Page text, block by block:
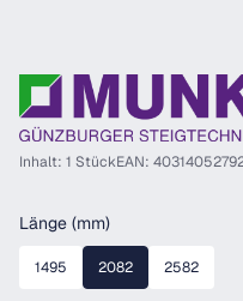
Inhalt: 1 StückEAN:
Länge (mm)auswählen
1495 2082 2582